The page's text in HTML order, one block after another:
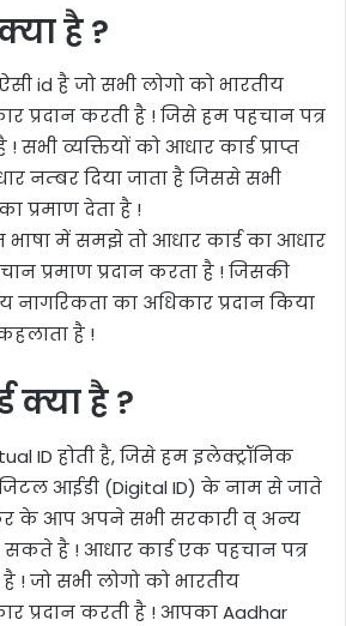
है ?
id है जो सभी लोगो को भारतीय
प्रदान करती है ! जिसे हम पहचान पत्र
व्यक्तियों को आधार कार्ड प्राप्त
नम्बर दिया जाता है जिससे सभी
प्रमाण देता है !
में समझे तो आधार कार्ड का आधार
प्रमाण प्रदान करता है ! जिसकी
नागरिकता का अधिकार प्रदान किया
है !
क्या है ?
ID होती है, जिसे हम इलेक्ट्रॉनिक
आईडी (Digital ID) के नाम से जाते
के आप अपने सभी सरकारी व् अन्य
सकते है ! आधार कार्ड एक पहचान पत्र
! जो सभी लोगो को भारतीय
प्रदान करती है ! आपका Aadhar